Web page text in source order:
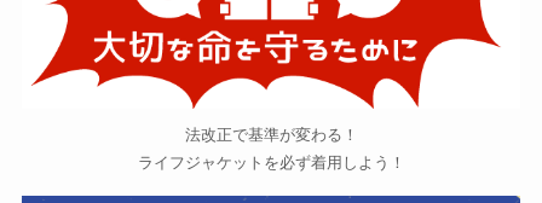
法改正で基準が変わる！
ライフジャケットを必ず着用しよう！